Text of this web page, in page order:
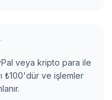
veya kripto para ile
₺100'dür ve işlemler